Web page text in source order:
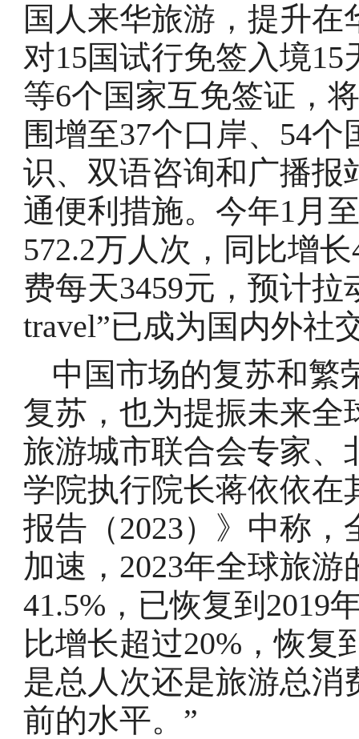
国人来华旅游，提升
对15国试行免签入境
等6个国家互免签证，
围增至37个口岸、54
识、双语咨询和广播报
通便利措施。今年1月
572.2万人次，同比增
费每天3459元，预计拉
travel”已成为国内外社
中国市场的复苏和繁
复苏，也为提振未来全
旅游城市联合会专家、
学院执行院长蒋依依在
报告（2023）》中称
加速，2023年全球旅
41.5%，已恢复到2019
比增长超过20%，恢复
是总人次还是旅游总
前的水平。”